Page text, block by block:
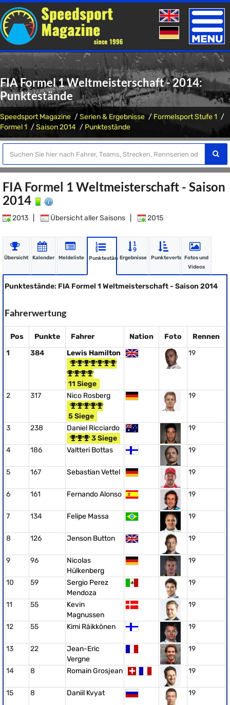
Toggle
FIA Formel 1 Weltmeisterschaft - 2014:
Punktestände
Speedsport Magazine Serien & Ergebnisse
Formelsport Stufe 1
Formel 1
Saison 2014 Punktestände
FIA Formel 1 Weltmeisterschaft - Saison
2014
2013 Übersicht aller Saisons 2015
Übersicht Kalender Meldeliste PunkteständeErgebnisse PunkteverteilungFotos und
Videos
Punktestände: FIA Formel 1 Weltmeisterschaft - Saison 2014
Fahrerwertung
Pos Punkte Fahrer Nation Foto
Rennen
1
384 Lewis Hamilton
11 Siege
19
2 317 Nico Rosberg
5 Siege
19
3 238
Daniel Ricciardo
3 Siege
19
4 186 Valtteri Bottas 19
5 167 Sebastian Vettel 19
6 161 Fernando Alonso 19
7 134 Felipe Massa 19
8 126 Jenson Button 19
9 96
Nicolas
Hülkenberg
19
10 59
Sergio Perez
Mendoza
19
11 55
Kevin
Magnussen
19
12 55 Kimi Räikkönen 19
13 22
Jean-Eric
Vergne
19
14 8 Romain Grosjean 19
15 8 Daniil Kvyat 19